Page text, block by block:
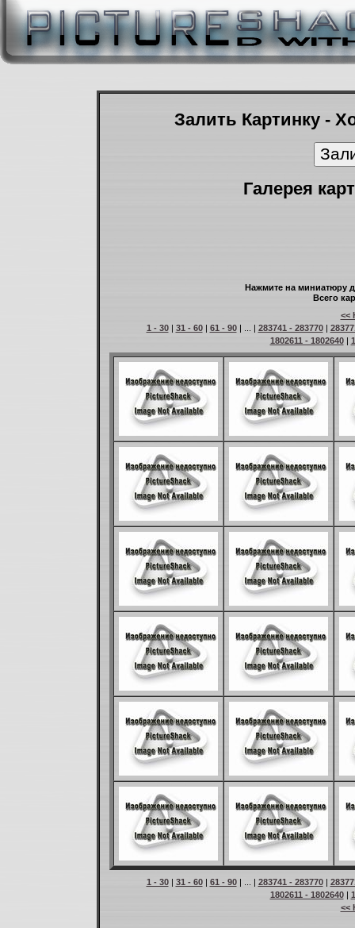
Залить Картинку -
Галерея
Нажмите на миниатюру
Всего
<<
1 - 30| 31 - 60| 61 - 90| ... | 283741 - 283770|
1802611 - 1802640|
1 - 30| 31 - 60| 61 - 90| ... | 283741 - 283770|
1802611 - 1802640|
<<